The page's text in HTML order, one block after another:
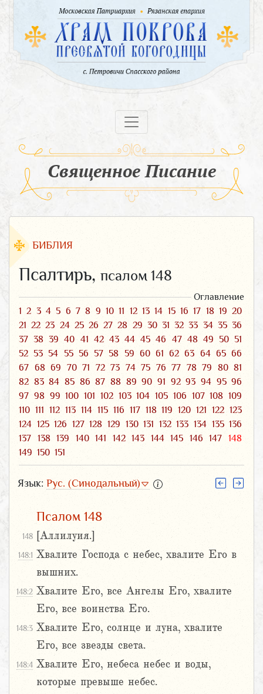
Священное Писание
БИБЛИЯ
Псалтирь, псалом 148
Оглавление
1 2 3 4 5 6 7 8 9 10 11 12 13 14 15 16 17 18 19 20
21 22 23 24 25 26 27 28 29 30 31 32 33 34 35 36
37 38 39 40 41 42 43 44 45 46 47 48 49 50 51
52 53 54 55 56 57 58 59 60 61 62 63 64 65 66
67 68 69 70 71 72 73 74 75 76 77 78 79 80 81
82 83 84 85 86 87 88 89 90 91 92 93 94 95 96
97 98 99 100 101 102 103 104 105 106 107 108 109
110 111 112 113 114 115 116 117 118 119 120 121 122 123
124 125 126 127 128 129 130 131 132 133 134 135 136
137
138 139 140 141 142 143 144 145 146 147
148
149 150 151
Язык: Рус. (Синодальный)
Псалом 148
148 [Аллилуия.]
148:1 Хвалите Господа с небес, хвалите Его в
вышних.
148:2 Хвалите Его, все Ангелы Его, хвалите
Его, все воинства Его.
148:3 Хвалите Его, солнце и луна, хвалите
Его, все звезды света.
148:4 Хвалите Его, небеса небес и воды,
которые превыше небес.